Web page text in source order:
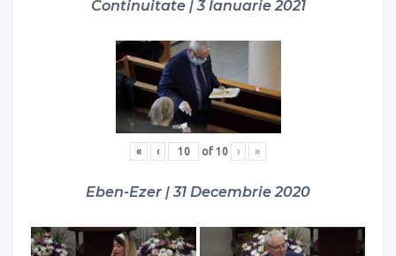
Continuitate | 3 Ianuarie 2021
« ‹ of 10 › »
Eben-Ezer | 31 Decembrie 2020